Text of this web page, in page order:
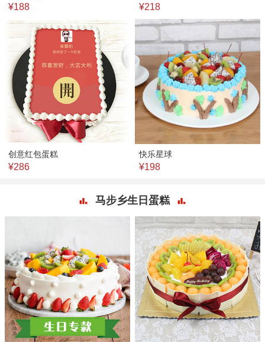
¥188 ¥218
创意红包蛋糕
¥286
快乐星球
¥198
马步乡生日蛋糕